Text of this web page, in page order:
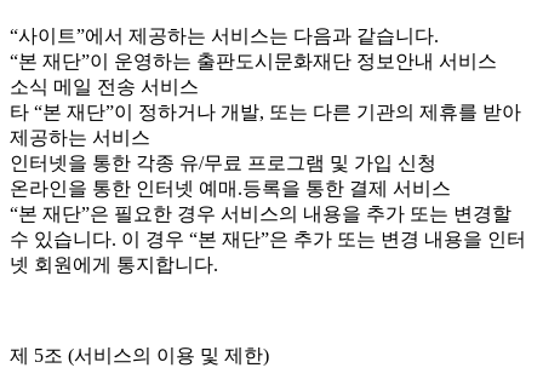
“사이트”에서 제공하는 서비스는 다음과 같습니다.
“본 재단”이 운영하는 출판도시문화재단 정보안내 서비스
소식 메일 전송 서비스
타 “본 재단”이 정하거나 개발, 또는 다른 기관의 제휴를 받아
제공하는 서비스
인터넷을 통한 각종 유/무료 프로그램 및 가입 신청
온라인을 통한 인터넷 예매.등록을 통한 결제 서비스
“본 재단”은 필요한 경우 서비스의 내용을 추가 또는 변경할
수 있습니다. 이 경우 “본 재단”은 추가 또는 변경 내용을 인터
넷 회원에게 통지합니다.
제 5조 (서비스의 이용 및 제한)